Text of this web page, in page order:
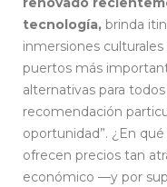
tecnología, brinda
inmersiones
puertos más
alternativas para
recomendación
oportunidad”. ¿En
ofrecen precios tan
económico —y por